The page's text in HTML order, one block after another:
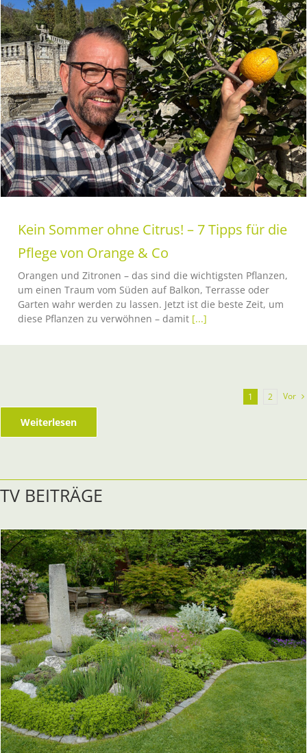
Kein Sommer ohne Citrus! – 7 Tipps für die
Pflege von Orange & Co
Orangen und Zitronen – das sind die wichtigsten Pflanzen,
um einen Traum vom Süden auf Balkon, Terrasse oder
Garten wahr werden zu lassen. Jetzt ist die beste Zeit, um
diese Pflanzen zu verwöhnen – damit [...]
1 2 Vor
Weiterlesen
TV BEITRÄGE